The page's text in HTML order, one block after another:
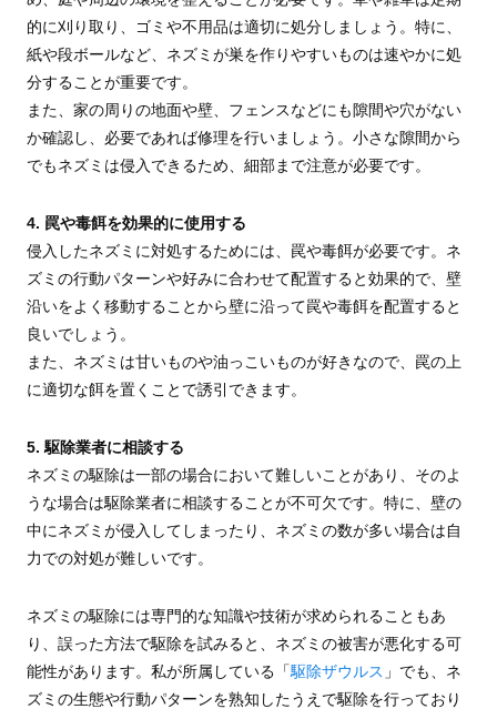
的に刈り取り、ゴミや不用品は適切に処分しましょう。特に、
紙や段ボールなど、ネズミが巣を作りやすいものは速やかに処
分することが重要です。
また、家の周りの地面や壁、フェンスなどにも隙間や穴がない
か確認し、必要であれば修理を行いましょう。小さな隙間から
でもネズミは侵入できるため、細部まで注意が必要です。
4. 罠や毒餌を効果的に使用する
侵入したネズミに対処するためには、罠や毒餌が必要です。ネ
ズミの行動パターンや好みに合わせて配置すると効果的で、壁
沿いをよく移動することから壁に沿って罠や毒餌を配置すると
良いでしょう。
また、ネズミは甘いものや油っこいものが好きなので、罠の上
に適切な餌を置くことで誘引できます。
5. 駆除業者に相談する
ネズミの駆除は一部の場合において難しいことがあり、そのよ
うな場合は駆除業者に相談することが不可欠です。特に、壁の
中にネズミが侵入してしまったり、ネズミの数が多い場合は自
力での対処が難しいです。
ネズミの駆除には専門的な知識や技術が求められることもあ
り、誤った方法で駆除を試みると、ネズミの被害が悪化する可
能性があります。私が所属している「駆除ザウルス 」でも、ネ
ズミの生態や行動パターンを熟知したうえで駆除を行っており